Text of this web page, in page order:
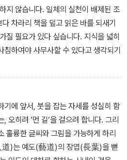
한마디 말에서부터 피땀어린 인생
친구들의 마음 속에, 혹은 한 뙈기의 전
의 골목에 혹은 역사의 너른 광장
살아가는것이라 느껴집니다.
은 부분을 교도소에 묻은 셈이 됩니
래서 포르말린 병처럼 벗은 공간이라
라 할 수 있습니다. 그러나 또 한편 돌이
동떨어진 곳이 아닐 뿐 아니라 도리
끈끈하게 맺어져 있는, 그것의 어떤 복
니다.
지 않습니다. 일체의 실천이 배제된 조
차라리 책을 덮고 읽은 바를 되새기
질 필요가 있다 싶습니다. 지식을 넓히
침하여야 사무사할 수 있다고 생각되기
기에 앞서, 붓을 잡는 자세를 성실히 함
오히려 ‘먼 길‘을 걸으려 합니다. 그리
훌륭한 글씨와 그림을 가능하게 하리
道)는 예도(藝道)의 장엽(長葉)을 뻗